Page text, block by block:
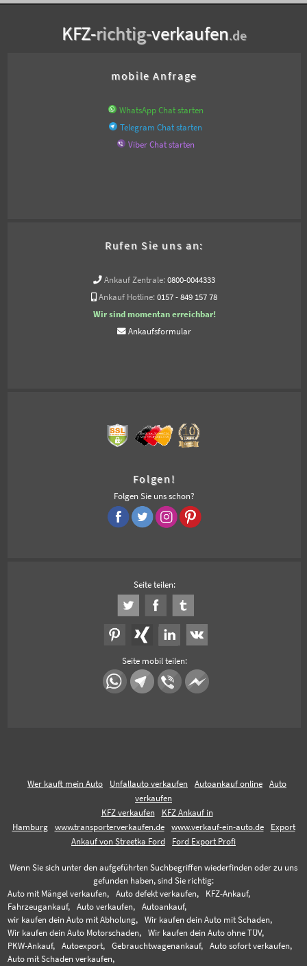
KFZ-richtig-verkaufen.de
mobile Anfrage
WhatsApp Chat starten
Telegram Chat starten
Viber Chat starten
Rufen Sie uns an:
Ankauf Zentrale: 0800-0044333
Ankauf Hotline: 0157 - 849 157 78
Wir sind momentan erreichbar!
Ankaufsformular
Folgen!
Folgen Sie uns schon?
Seite teilen:
Seite mobil teilen:
Wer kauft mein Auto Unfallauto verkaufen Autoankauf online
Auto
verkaufen
KFZ verkaufen
KFZ Ankauf in
Hamburg
www.transporterverkaufen.de www.verkauf-ein-auto.de
Export
Ankauf von Streetka Ford
Ford Export Profi
Wenn Sie sich unter den aufgeführten Suchbegriffen wiederfinden oder zu uns
gefunden haben, sind Sie richtig:
Auto mit Mängel verkaufen,
Auto defekt verkaufen,
KFZ-Ankauf,
Fahrzeugankauf,
Auto verkaufen,
Autoankauf,
wir kaufen dein Auto mit Abholung,
Wir kaufen dein Auto mit Schaden,
Wir kaufen dein Auto Motorschaden,
Wir kaufen dein Auto ohne TÜV,
PKW-Ankauf,
Autoexport, Gebrauchtwagenankauf,
Auto sofort verkaufen,
Auto mit Schaden verkaufen,